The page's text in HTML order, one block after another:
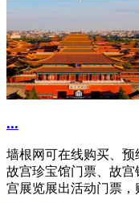
...
墙根网可在线购买、预
故宫珍宝馆门票、故
宫展览展出活动门票